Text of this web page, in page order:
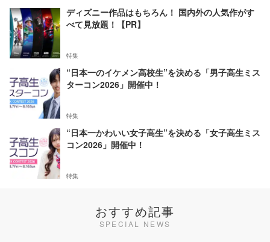
ディズニー作品はもちろん！ 国内外の人気作がす
べて見放題！【PR】
特集
“日本一のイケメン高校生”を決める「男子高生ミス
ターコン2026」開催中！
特集
“日本一かわいい女子高生”を決める「女子高生ミス
コン2026」開催中！
特集
おすすめ記事
SPECIAL NEWS